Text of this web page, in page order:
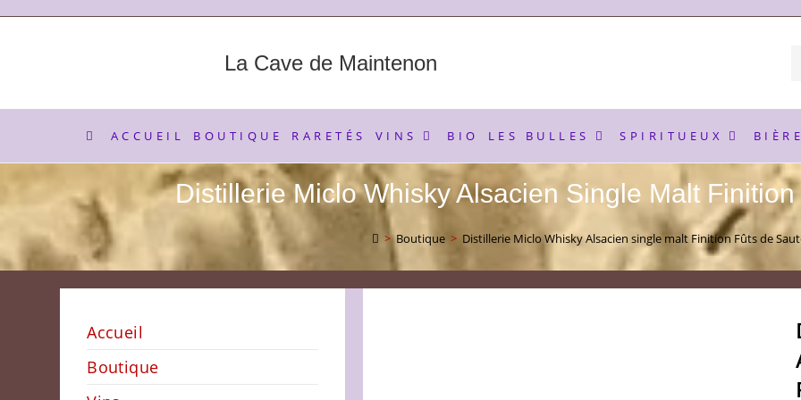
La Cave de Maintenon
ACCUEIL BOUTIQUE RARETÉS VINS BIO LES BULLES SPIRITUEUX
Distillerie Miclo Whisky Alsacien Single Malt
> Boutique > Distillerie Miclo Whisky Alsacien single malt Finition Fûts de
Accueil
Boutique